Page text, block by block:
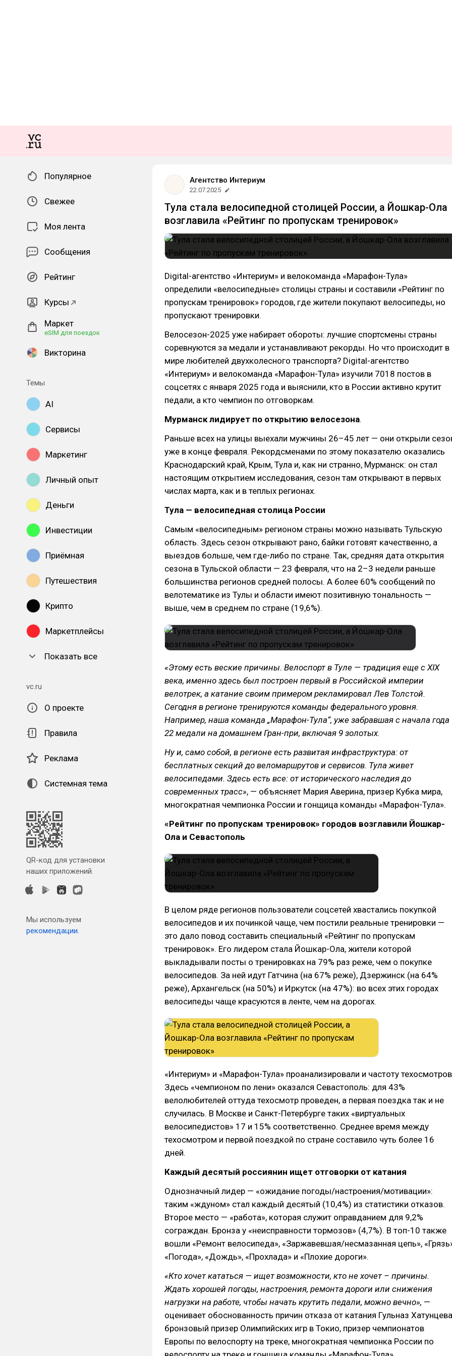
Популярное
Свежее
Моя лента
Сообщения
Рейтинг
Курсы
Маркет
eSIM для поездок
Викторина
Темы
AI
Сервисы
Маркетинг
Личный опыт
Деньги
Инвестиции
Приёмная
Путешествия
Крипто
Маркетплейсы
Показать все
vc.ru
О проекте
Правила
Реклама
Системная тема
QR-код для установки
наших приложений.
Мы используем
рекомендации.
Агентство Интериум
22.07.2025
Тула стала велосипедной столицей России, а Йошкар-Ола
возглавила «Рейтинг по пропускам тренировок»
Digital-агентство «Интериум» и велокоманда «Марафон-Тула»
определили «велосипедные» столицы страны и составили «Рейтинг по
пропускам тренировок» городов, где жители покупают велосипеды, но
пропускают тренировки.
Велосезон-2025 уже набирает обороты: лучшие спортсмены страны
соревнуются за медали и устанавливают рекорды. Но что происходит в
мире любителей двухколесного транспорта? Digital-агентство
«Интериум» и велокоманда «Марафон-Тула» изучили 7018 постов в
соцсетях с января 2025 года и выяснили, кто в России активно крутит
педали, а кто чемпион по отговоркам.
Мурманск лидирует по открытию велосезона.
Раньше всех на улицы выехали мужчины 26–45 лет — они открыли
уже в конце февраля. Рекордсменами по этому показателю оказались
Краснодарский край, Крым, Тула и, как ни странно, Мурманск: он стал
настоящим открытием исследования, сезон там открывают в первых
числах марта, как и в теплых регионах.
Тула — велосипедная столица России
Самым «велосипедным» регионом страны можно называть Тульскую
область. Здесь сезон открывают рано, байки готовят качественно, а
выездов больше, чем где-либо по стране. Так, средняя дата открытия
сезона в Тульской области — 23 февраля, что на 2–3 недели раньше
большинства регионов средней полосы. А более 60% сообщений по
велотематике из Тулы и области имеют позитивную тональность —
выше, чем в среднем по стране (19,6%).
«Этому есть веские причины. Велоспорт в Туле — традиция еще с XIX
века, именно здесь был построен первый в Российской империи
велотрек, а катание своим примером рекламировал Лев Толстой.
Сегодня в регионе тренируются команды федерального уровня.
Например, наша команда „Марафон-Тула“, уже забравшая с начала года
22 медали на домашнем Гран-при, включая 9 золотых.
Ну и, само собой, в регионе есть развитая инфраструктура: от
бесплатных секций до веломаршрутов и сервисов. Тула живет
велосипедами. Здесь есть все: от исторического наследия до
современных трасс», — объясняет Мария Аверина, призер Кубка мира,
многократная чемпионка России и гонщица команды «Марафон-Тула».
«Рейтинг по пропускам тренировок» городов возглавили Йошкар-
Ола и Севастополь
В целом ряде регионов пользователи соцсетей хвастались покупкой
велосипедов и их починкой чаще, чем постили реальные тренировки —
это дало повод составить специальный «Рейтинг по пропускам
тренировок». Его лидером стала Йошкар-Ола, жители которой
выкладывали посты о тренировках на 79% раз реже, чем о покупке
велосипедов. За ней идут Гатчина (на 67% реже), Дзержинск (на 64%
реже), Архангельск (на 50%) и Иркутск (на 47%): во всех этих городах
велосипеды чаще красуются в ленте, чем на дорогах.
«Интериум» и «Марафон-Тула» проанализировали и частоту
Здесь «чемпионом по лени» оказался Севастополь: для 43%
велолюбителей оттуда техосмотр проведен, а первая поездка так и не
случилась. В Москве и Санкт-Петербурге таких «виртуальных
велосипедистов» 17 и 15% соответственно. Среднее время между
техосмотром и первой поездкой по стране составило чуть более 16
дней.
Каждый десятый россиянин ищет отговорки от катания
Однозначный лидер — «ожидание погоды/настроения/мотивации»:
таким «ждуном» стал каждый десятый (10,4%) из статистики отказов.
Второе место — «работа», которая служит оправданием для 9,2%
сограждан. Бронза у «неисправности тормозов» (4,7%). В топ-10 также
вошли «Ремонт велосипеда», «Заржавевшая/несмазанная цепь»,
«Погода», «Дождь», «Прохлада» и «Плохие дороги».
«Кто хочет кататься — ищет возможности, кто не хочет – причины.
Ждать хорошей погоды, настроения, ремонта дороги или снижения
нагрузки на работе, чтобы начать крутить педали, можно вечно», —
оценивает обоснованность причин отказа от катания Гульназ
бронзовый призер Олимпийских игр в Токио, призер чемпионатов
Европы по велоспорту на треке, многократная чемпионка России по